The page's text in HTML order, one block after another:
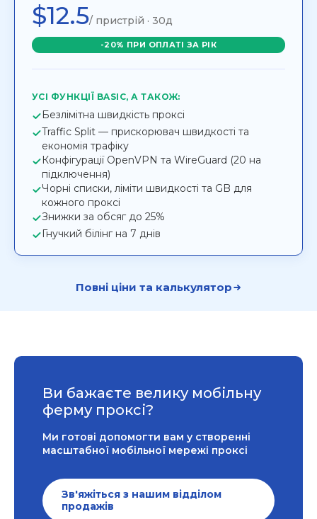
$12.5/ пристрій · 30д
-20% ПРИ ОПЛАТІ ЗА РІК
УСІ ФУНКЦІЇ BASIC, А ТАКОЖ:
Безлімітна швидкість проксі
Traffic Split — прискорювач швидкості та
економія трафіку
Конфігурації OpenVPN та WireGuard (20 на
підключення)
Чорні списки, ліміти швидкості та GB для
кожного проксі
Знижки за обсяг до 25%
Гнучкий білінг на 7 днів
Повні ціни та калькулятор
Ви бажаєте велику мобільну
ферму проксі?
Ми готові допомогти вам у створенні
масштабної мобільної мережі проксі
Зв'яжіться з нашим відділом
продажів